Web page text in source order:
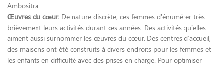
Ambositra.
Œuvres du cœur. De nature discrète, ces femmes d’énumérer très
brièvement leurs activités durant ces années. Des activités qu’elles
aiment aussi surnommer les œuvres du cœur. Des centres d’accueil,
des maisons ont été construits à divers endroits pour les femmes et
les enfants en difficulté avec des prises en charge. Pour optimiser